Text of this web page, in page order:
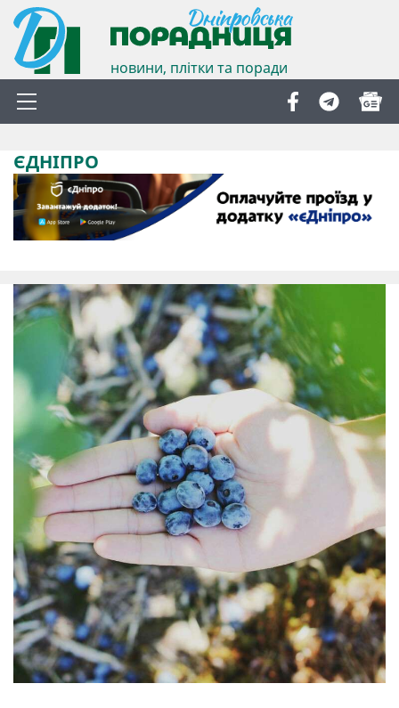
новини, плітки та поради
ЄДНІПРО